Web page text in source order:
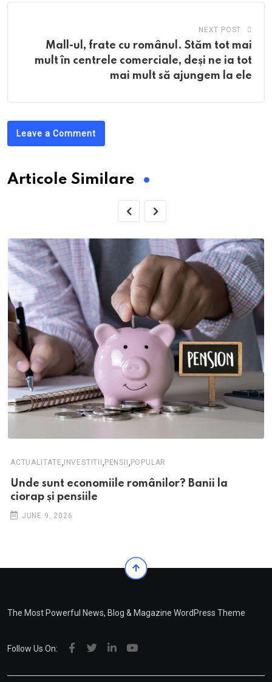
NEXT POST
Mall-ul, frate cu românul. Stăm tot mai
mult în centrele comerciale, deși ne ia tot
mai mult să ajungem la ele
Leave a Comment
Articole Similare
ACTUALITATE, INVESTITII , PENSII , POPULAR
Unde sunt economiile românilor? Banii la
ciorap și pensiile
JUNE 9, 2026
The Most Powerful News, Blog & Magazine WordPress Theme
Follow Us On: